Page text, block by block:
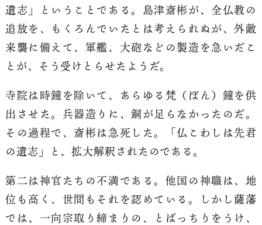
遺志」ということである。島津斎彬が、全仏教の
追放を、もくろんでいたとは考えられぬが、外敵
来襲に備えて、軍艦、大砲などの製造を急いだこ
とが、そう受けとらせたようだ。
寺院は時鐘を除いて、あらゆる梵（ぼん）鐘を供
出させた。兵器造りに、銅が足らなかったのだ。
その過程で、斎彬は急死した。「仏こわしは先君
の遺志」と、拡大解釈されたのである。
第二は神官たちの不満である。他国の神職は、地
位も高く、世間もそれを認めている。しかし薩藩
では、一向宗取り締まりの、とばっちりをうけ、